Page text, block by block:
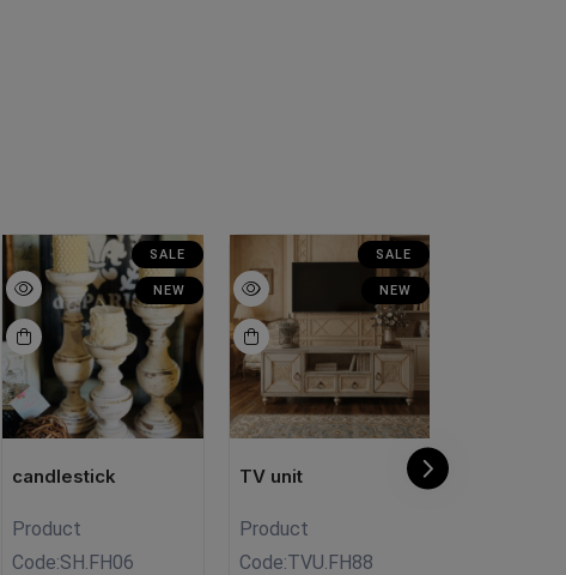
SALE
NEW
candlestick
Product
Code:SH.FH06
SALE
NEW
TV unit
Product
Code:TVU.FH88